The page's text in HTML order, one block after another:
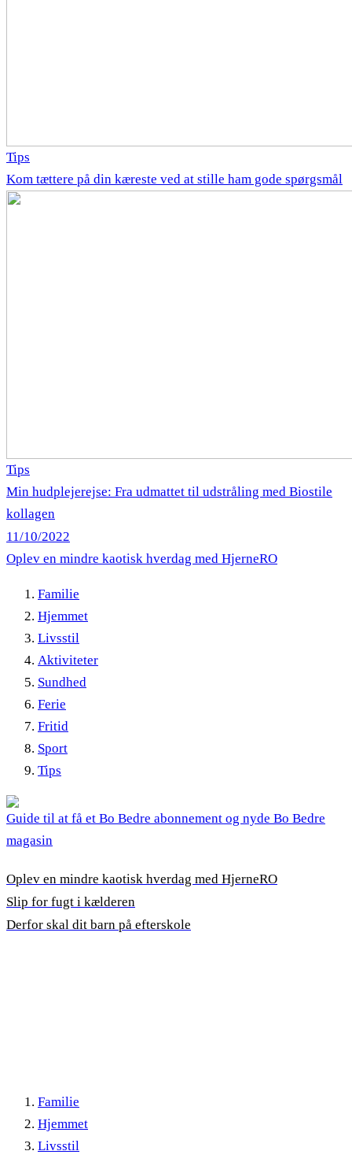
Tips
Kom tættere på din kæreste ved at stille ham gode spørgsmål
Tips
Min hudplejerejse: Fra udmattet til udstråling med Biostile
kollagen
11/10/2022
Oplev en mindre kaotisk hverdag med HjerneRO
Familie
Hjemmet
Livsstil
Aktiviteter
Sundhed
Ferie
Fritid
Sport
Tips
Guide til at få et Bo Bedre abonnement og nyde Bo Bedre
magasin
Oplev en mindre kaotisk hverdag med HjerneRO
Slip for fugt i kælderen
Derfor skal dit barn på efterskole
Familie
Hjemmet
Livsstil